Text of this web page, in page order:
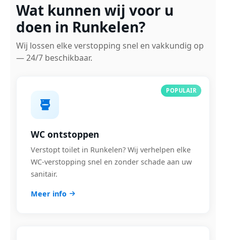
Wat kunnen wij voor u
doen in Runkelen?
Wij lossen elke verstopping snel en vakkundig op
— 24/7 beschikbaar.
POPULAIR
WC ontstoppen
Verstopt toilet in Runkelen? Wij verhelpen elke
WC-verstopping snel en zonder schade aan uw
sanitair.
Meer info